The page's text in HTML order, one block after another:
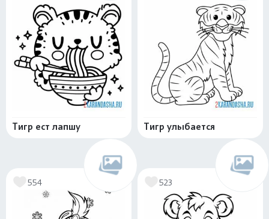
Тигр ест лапшу Тигр улыбается
554 523